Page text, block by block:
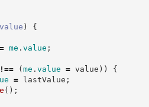
value )
{
= me . value ;
!== (me . value = value ) )
{
= lastValue ;
( ) ;